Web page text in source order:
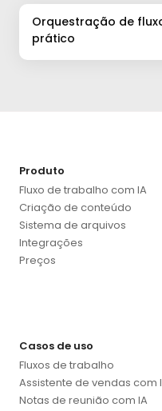
Orquestração de
prático
Produto
Fluxo de trabalho com IA
Criação de conteúdo
Sistema de arquivos
Integrações
Preços
Casos de uso
Fluxos de trabalho
Assistente de vendas com
Notas de reunião com IA